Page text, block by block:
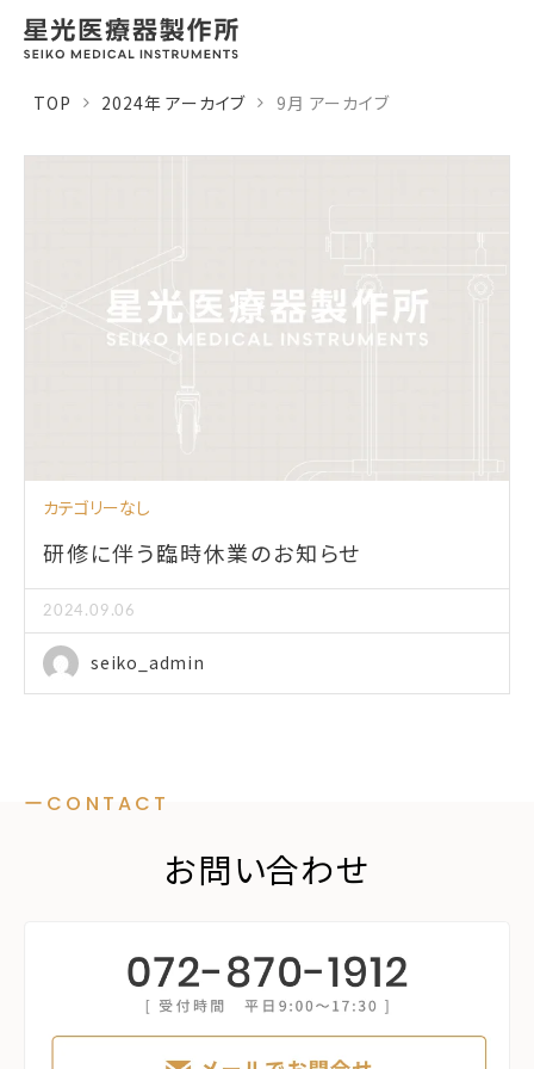
TOP 2024年 アーカイブ 9月 アーカイブ
カテゴリーなし
研修に伴う臨時休業のお知らせ
2024.09.06
seiko_admin
ーCONTACT
お問い合わせ